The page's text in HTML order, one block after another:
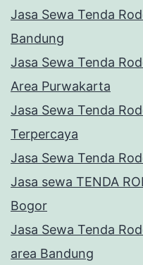
Jasa Sewa Tenda
Bandung
Jasa Sewa Tenda
Area Purwakarta
Jasa Sewa Tenda
Terpercaya
Jasa Sewa Tenda
Jasa sewa TENDA
Bogor
Jasa Sewa Tenda
area Bandung